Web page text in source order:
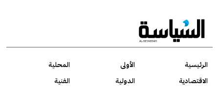
الرئيسية الأولى
المحلية
الاقتصادية
الدولية
الفنية